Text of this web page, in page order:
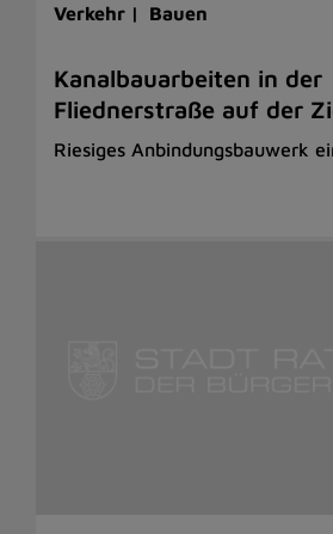
Verkehr | Bauen
Kanalbauarbeiten in der
Fliednerstraße auf der
Riesiges Anbindungsbauwerk